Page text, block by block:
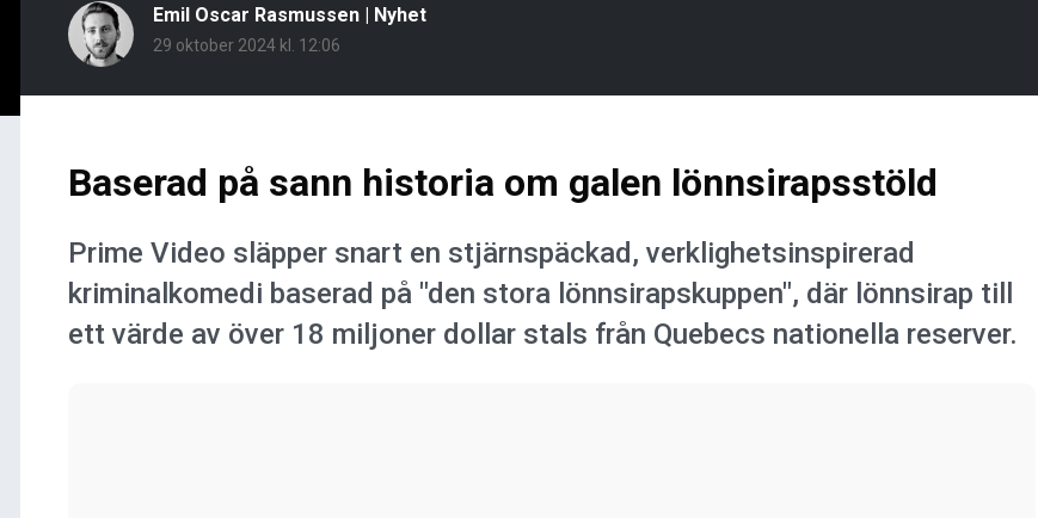
Emil Oscar Rasmussen | Nyhet
29 oktober 2024 kl. 12:06
Baserad på sann historia om galen lönnsirapsstöld
Prime Video släpper snart en stjärnspäckad, verklighetsinspirerad
kriminalkomedi baserad på "den stora lönnsirapskuppen", där lönnsirap till
ett värde av över 18 miljoner dollar stals från Quebecs nationella reserver.